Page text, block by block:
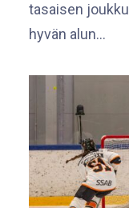
tasaisen
hyvän alun…